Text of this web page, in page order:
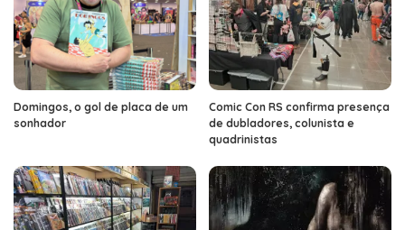
Domingos, o gol de placa de um
sonhador
Comic Con RS confirma presença
de dubladores, colunista e
quadrinistas